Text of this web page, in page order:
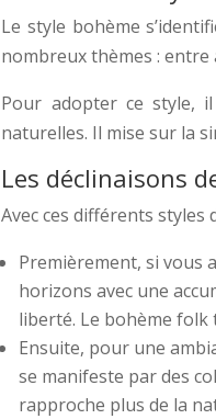
Le style bohème
nombreux thèmes : entre
Pour adopter ce style,
naturelles. Il mise sur la
Les déclinaisons
Avec ces différents
Premièrement, si vous
horizons avec une
liberté. Le bohème folk
Ensuite, pour une
se manifeste par des
rapproche plus de la